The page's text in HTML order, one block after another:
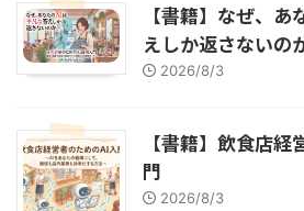
【書籍】なぜ、
えしか返さないの
2026/8/3
【書籍】飲食店
門
2026/8/3